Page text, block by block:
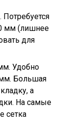
мм (лишнее
для
Удобно
Большая
а
На самые
сетка